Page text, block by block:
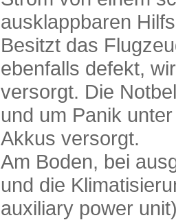
ausklappbaren
Besitzt das
ebenfalls defekt,
versorgt. Die
und um Panik
Akkus versorgt.
Am Boden, bei
und die
auxiliary power